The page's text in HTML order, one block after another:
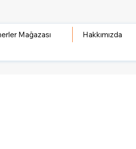
Mağazası
Hakkımızda